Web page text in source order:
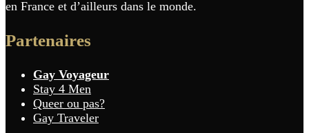
en France et d’ailleurs dans le monde.
Partenaires
Gay Voyageur
Stay 4 Men
Queer ou pas?
Gay Traveler